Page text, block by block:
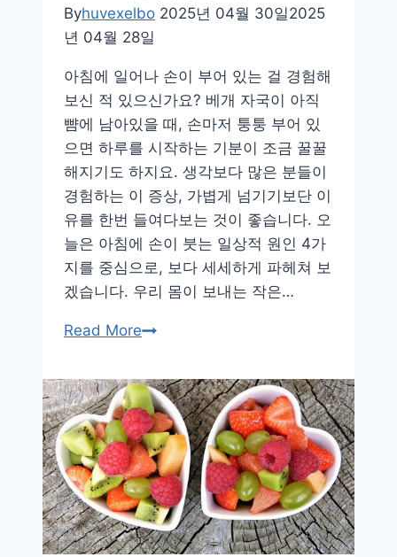
관
Byhuvexelbo 2025년 04월 30일2025
년 04월 28일
아침에 일어나 손이 부어 있는 걸 경험해
보신 적 있으신가요? 베개 자국이 아직
뺨에 남아있을 때, 손마저 퉁퉁 부어 있
으면 하루를 시작하는 기분이 조금 꿀꿀
해지기도 하지요. 생각보다 많은 분들이
경험하는 이 증상, 가볍게 넘기기보단 이
유를 한번 들여다보는 것이 좋습니다. 오
늘은 아침에 손이 붓는 일상적 원인 4가
지를 중심으로, 보다 세세하게 파헤쳐 보
겠습니다. 우리 몸이 보내는 작은…
Read More아
마
다
손
붓
는
이
유
와